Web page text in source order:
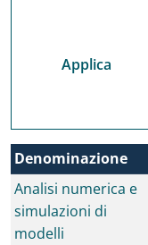
Denominazione
Analisi numerica e
simulazioni di
modelli